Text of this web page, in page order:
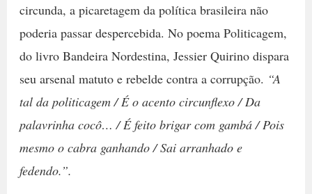
circunda, a picaretagem da política brasileira não
poderia passar despercebida. No poema Politicagem,
do livro Bandeira Nordestina, Jessier Quirino dispara
seu arsenal matuto e rebelde contra a corrupção. “A
tal da politicagem / É o acento circunflexo / Da
palavrinha cocô… / É feito brigar com gambá / Pois
mesmo o cabra ganhando / Sai arranhado e
fedendo.”.